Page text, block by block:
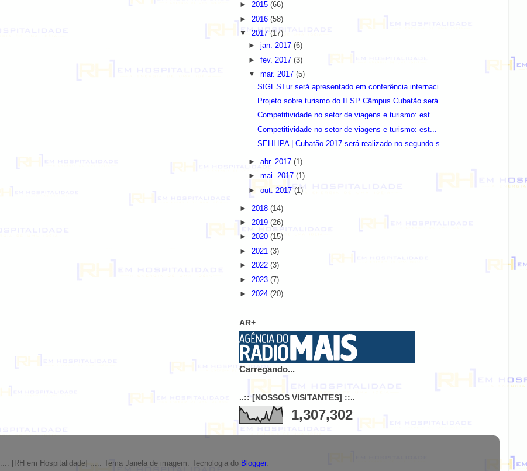
► 2015 (66)
► 2016 (58)
▼ 2017 (17)
►jan. 2017(6)
►fev. 2017(3)
▼mar. 2017(5)
SIGESTur será apresentado em conferência internaci...
Projeto sobre turismo do IFSP Câmpus Cubatão será ...
Competitividade no setor de viagens e turismo: est...
Competitividade no setor de viagens e turismo: est...
SEHLIPA | Cubatão 2017 será realizado no segundo s...
►abr. 2017(1)
►mai. 2017(1)
►out. 2017(1)
► 2018 (14)
► 2019 (26)
► 2020 (15)
► 2021 (3)
► 2022 (3)
► 2023 (7)
► 2024 (20)
AR+
Carregando...
..:: [NOSSOS VISITANTES] ::..
1,307,302
..:: [RH em Hospitalidade] ::... Tema Janela de imagem. Tecnologia do Blogger.